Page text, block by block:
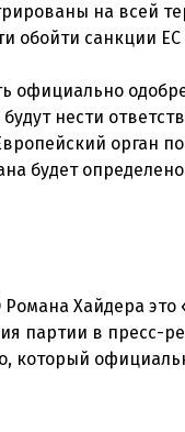
на всей
обойти санкции
официально
нести
орган
Романа Хайдера
партии в пресс-
который